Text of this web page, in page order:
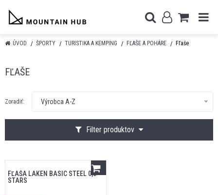
ÚVOD ŠPORTY TURISTIKA A KEMPING FĽAŠE A POHÁRE Fľaše
FĽAŠE
Filter produktov
Zoradiť: Výrobca A-Z
FĽAŠA LAKEN BASIC STEEL 0,5
STARS